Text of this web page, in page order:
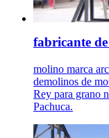
fabricante
molino marca
demolinos de
Rey para grano
Pachuca.